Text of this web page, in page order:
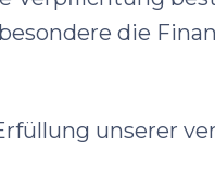
die
unserer